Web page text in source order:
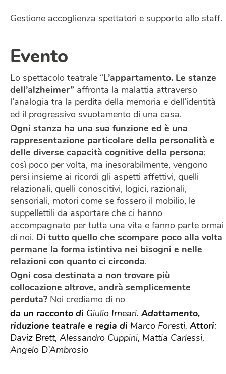
Gestione accoglienza spettatori e supporto allo staff.
Evento
Lo spettacolo teatrale “L’appartamento. Le stanze
dell’alzheimer” affronta la malattia attraverso
l’analogia tra la perdita della memoria e dell’identità
ed il progressivo svuotamento di una casa.
Ogni stanza ha una sua funzione ed è una
rappresentazione particolare della personalità e
delle diverse capacità cognitive della persona;
così poco per volta, ma inesorabilmente, vengono
persi insieme ai ricordi gli aspetti affettivi, quelli
relazionali, quelli conoscitivi, logici, razionali,
sensoriali, motori come se fossero il mobilio, le
suppellettili da asportare che ci hanno
accompagnato per tutta una vita e fanno parte ormai
di noi. Di tutto quello che scompare poco alla volta
permane la forma istintiva nei bisogni e nelle
relazioni con quanto ci circonda.
Ogni cosa destinata a non trovare più
collocazione altrove, andrà semplicemente
perduta? Noi crediamo di no
da un racconto di Giulio Irneari. Adattamento,
riduzione teatrale e regia di Marco Foresti. Attori:
Daviz Brett, Alessandro Cuppini, Mattia Carlessi,
Angelo D’Ambrosio